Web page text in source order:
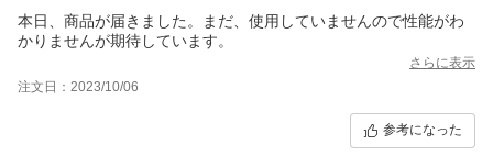
本日、商品が届きました。まだ、使用していませんので性能がわ
かりませんが期待しています。
さらに表示
注文日：2023/10/06
参考になった